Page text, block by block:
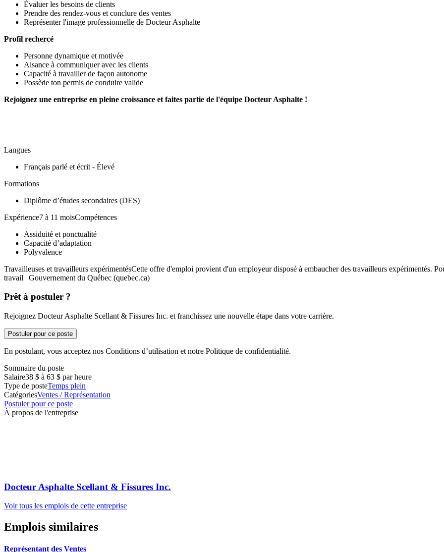
Évaluer les besoins de clients
Prendre des rendez-vous et conclure des ventes
Représenter l'image professionnelle de Docteur Asphalte
Profil rechercé
Personne dynamique et motivée
Aisance à communiquer avec les clients
Capacité à travailler de façon autonome
Possède ton permis de conduire valide
Rejoignez une entreprise en pleine croissance et faites partie de l'équipe Docteur Asphalte !
Langues
Français parlé et écrit - Élevé
Formations
Diplôme d’études secondaires (DES)
Expérience7 à 11 moisCompétences
Assiduité et ponctualité
Capacité d’adaptation
Polyvalence
Travailleuses et travailleurs expérimentésCette offre d'emploi provient d'un employeur disposé à embaucher des travailleurs expérimentés.
travail | Gouvernement du Québec (quebec.ca)
Prêt à postuler ?
Rejoignez Docteur Asphalte Scellant & Fissures Inc. et franchissez une nouvelle étape dans votre carrière.
Postuler pour ce poste
En postulant, vous acceptez nos Conditions d’utilisation et notre Politique de confidentialité.
Sommaire du poste
Salaire38 $ à 63 $ par heure
Type de posteTemps plein
CatégoriesVentes / Représentation
Postuler pour ce poste
À propos de l'entreprise
Docteur Asphalte Scellant & Fissures Inc.
Voir tous les emplois de cette entreprise
Emplois similaires
Représentant des Ventes